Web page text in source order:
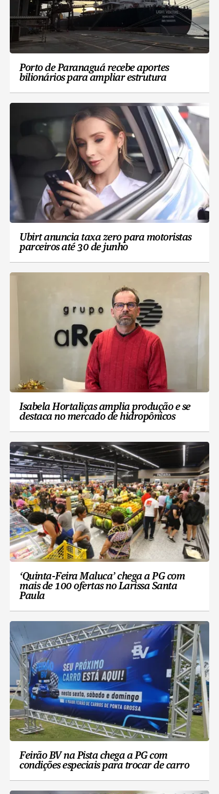
Porto de Paranaguá recebe aportes
bilionários para ampliar estrutura
Ubirt anuncia taxa zero para motoristas
parceiros até 30 de junho
Isabela Hortaliças amplia produção e se
destaca no mercado de hidropônicos
‘Quinta-Feira Maluca’ chega a PG com
mais de 100 ofertas no Larissa Santa
Paula
Feirão BV na Pista chega a PG com
condições especiais para trocar de carro